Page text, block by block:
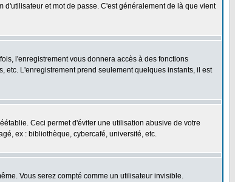
et mot de passe. C'est généralement de là que vient
l'enregistrement vous donnera accès à des fonctions
L'enregistrement prend seulement quelques instants, il est
Ceci permet d'éviter une utilisation abusive de votre
ex : bibliothèque, cybercafé, université, etc.
Vous serez compté comme un utilisateur invisible.